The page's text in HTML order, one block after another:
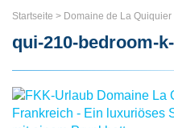
Startseite > Domaine de La Quiquier
qui-210-bedroom-